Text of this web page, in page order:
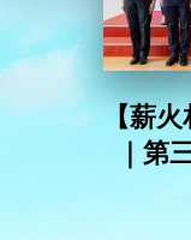
联络我们
【薪
｜第